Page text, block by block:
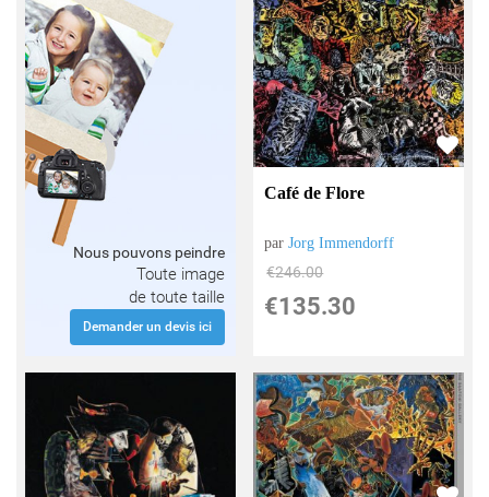
Nous pouvons peindre
Toute image
de toute taille
Demander un devis ici
Café de Flore
parJorg Immendorff
€246.00
€135.30